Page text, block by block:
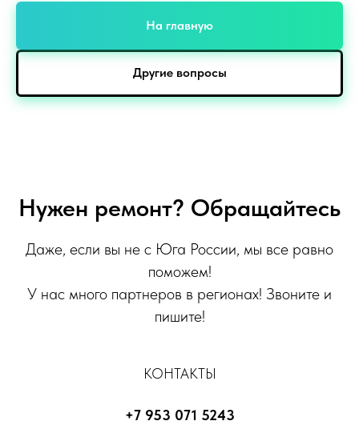
На главную
Другие вопросы
Нужен ремонт? Обращайтесь
Даже, если вы не с Юга России, мы все равно
поможем!
У нас много партнеров в регионах! Звоните и
пишите!
КОНТАКТЫ
+7 953 071 5243